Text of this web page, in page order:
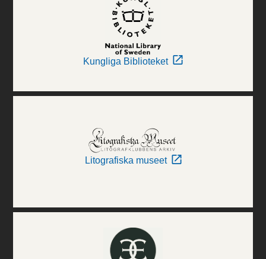
Kungliga Biblioteket
Litografiska museet